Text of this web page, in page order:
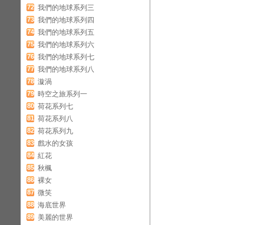
72 我們的地球系列三
73 我們的地球系列四
74 我們的地球系列五
75 我們的地球系列六
76 我們的地球系列七
77 我們的地球系列八
78 漩渦
79 時空之旅系列一
80 荷花系列七
81 荷花系列八
82 荷花系列九
83 戲水的女孩
84 紅花
85 秋楓
86 裸女
87 微笑
88 海底世界
89 美麗的世界